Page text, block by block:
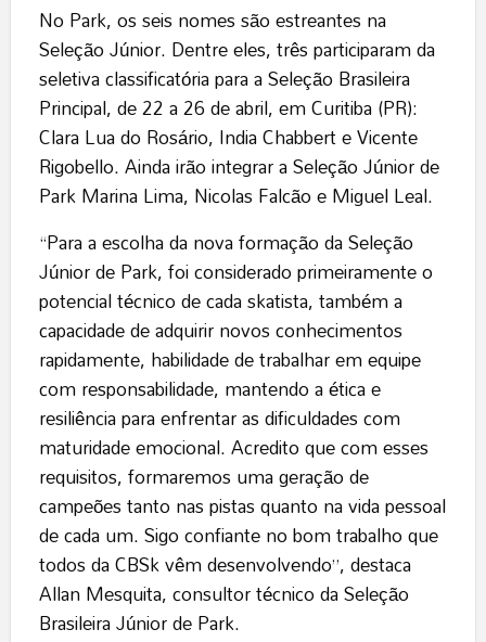
No Park, os seis nomes são estreantes na
Seleção Júnior. Dentre eles, três participaram da
seletiva classificatória para a Seleção Brasileira
Principal, de 22 a 26 de abril, em Curitiba (PR):
Clara Lua do Rosário, India Chabbert e Vicente
Rigobello. Ainda irão integrar a Seleção Júnior de
Park Marina Lima, Nicolas Falcão e Miguel Leal.
“Para a escolha da nova formação da Seleção
Júnior de Park, foi considerado primeiramente o
potencial técnico de cada skatista, também a
capacidade de adquirir novos conhecimentos
rapidamente, habilidade de trabalhar em equipe
com responsabilidade, mantendo a ética e
resiliência para enfrentar as dificuldades com
maturidade emocional. Acredito que com esses
requisitos, formaremos uma geração de
campeões tanto nas pistas quanto na vida pessoal
de cada um. Sigo confiante no bom trabalho que
todos da CBSk vêm desenvolvendo”, destaca
Allan Mesquita, consultor técnico da Seleção
Brasileira Júnior de Park.